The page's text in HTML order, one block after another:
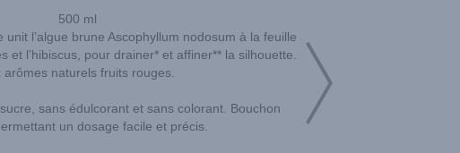
500 ml
l’algue brune Ascophyllum nodosum à la feuille
et l’hibiscus, pour drainer* et affiner** la silhouette.
arômes naturels fruits rouges.
sans édulcorant et sans colorant. Bouchon
un dosage facile et précis.